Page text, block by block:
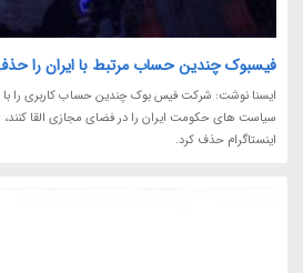
فیسبوک چندین حساب مرتبط با ایران را
ایسنا نوشت: شرکت فیس بوک چندین حساب کاربری را با
سیاست های حکومت ایران را در فضای مجازی القا
اینستاگرام حذف کرد.